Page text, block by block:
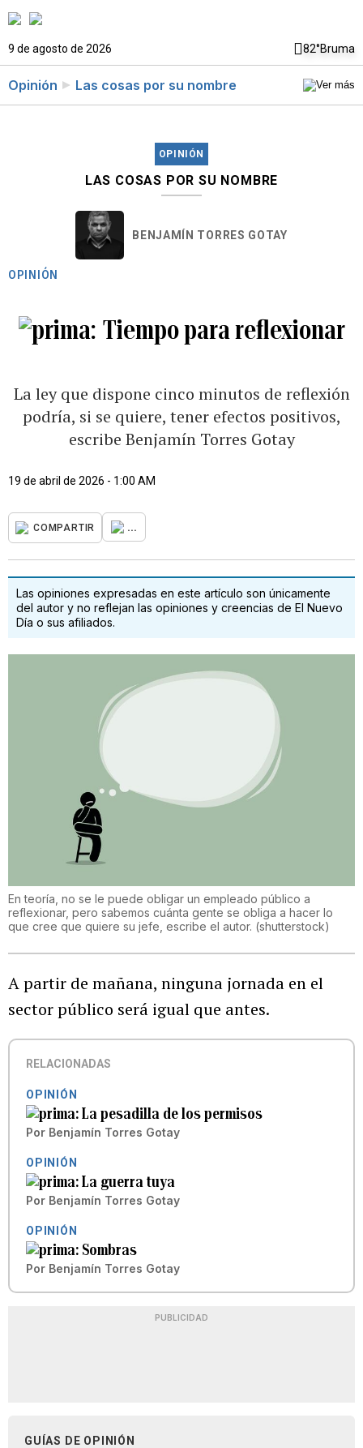
9 de agosto de 2026 82°Bruma
Opinión Las cosas por su nombre
OPINIÓN
LAS COSAS POR SU NOMBRE
BENJAMÍN TORRES GOTAY
OPINIÓN
Tiempo para reflexionar
La ley que dispone cinco minutos de reflexión
podría, si se quiere, tener efectos positivos,
escribe Benjamín Torres Gotay
19 de abril de 2026 - 1:00 AM
COMPARTIR ...
Las opiniones expresadas en este artículo son únicamente
del autor y no reflejan las opiniones y creencias de El Nuevo
Día o sus afiliados.
En teoría, no se le puede obligar un empleado público a
reflexionar, pero sabemos cuánta gente se obliga a hacer lo
que cree que quiere su jefe, escribe el autor. (shutterstock)
A partir de mañana, ninguna jornada en el
sector público será igual que antes.
RELACIONADAS
OPINIÓN
La pesadilla de los permisos
Por Benjamín Torres Gotay
OPINIÓN
La guerra tuya
Por Benjamín Torres Gotay
OPINIÓN
Sombras
Por Benjamín Torres Gotay
PUBLICIDAD
GUÍAS DE OPINIÓN